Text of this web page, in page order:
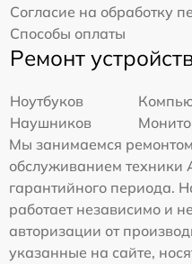
Согласие на обработку
Способы оплаты
Ремонт
Ноутбуков
Наушников
Мы занимаемся
обслуживанием техники
гарантийного периода.
работает независимо и
авторизации от
указанные на сайте,